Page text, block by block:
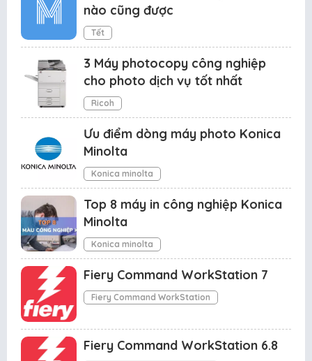
nào cũng được
Tết
3 Máy photocopy công nghiệp
cho photo dịch vụ tốt nhất
Ricoh
Ưu điểm dòng máy photo Konica
Minolta
Konica minolta
Top 8 máy in công nghiệp Konica
Minolta
Konica minolta
Fiery Command WorkStation 7
Fiery Command WorkStation
Fiery Command WorkStation 6.8